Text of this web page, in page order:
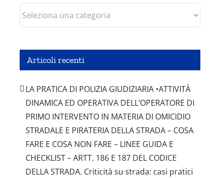
Categorie
Articoli recenti
LA PRATICA DI POLIZIA GIUDIZIARIA •ATTIVITÀ
DINAMICA ED OPERATIVA DELL’OPERATORE DI
PRIMO INTERVENTO IN MATERIA DI OMICIDIO
STRADALE E PIRATERIA DELLA STRADA – COSA
FARE E COSA NON FARE – LINEE GUIDA E
CHECKLIST – ARTT. 186 E 187 DEL CODICE
DELLA STRADA. Criticità su strada: casi pratici